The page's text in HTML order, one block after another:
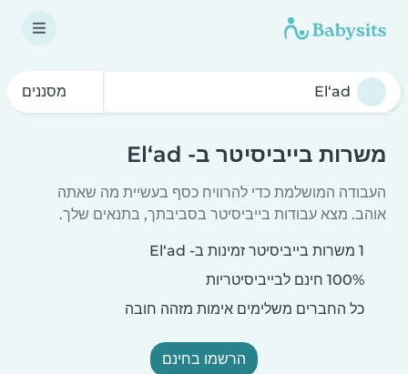
מסננים
משרות בייביסיטר ב- El‘ad
העבודה המושלמת כדי להרוויח כסף בעשיית מה שאתה
אוהב. מצא עבודות בייביסיטר בסביבתך, בתנאים שלך.
1 משרות בייביסיטר זמינות ב- El‘ad
כל החברים משלימים אימות מזהה חובה
הרשמו בחינם